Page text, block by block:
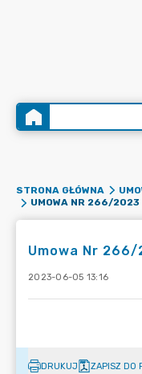
STRONA GŁÓWNA
UMOWA NR 266/2023
Umowa Nr 266/
2023-06-05 13:16
DRUKUJ ZAPISZ DO